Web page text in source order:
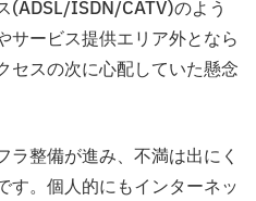
(ADSL/ISDN/CATV)のよう
サービス提供エリア外となら
セスの次に心配していた懸念
整備が進み、不満は出にく
す。個人的にもインターネッ